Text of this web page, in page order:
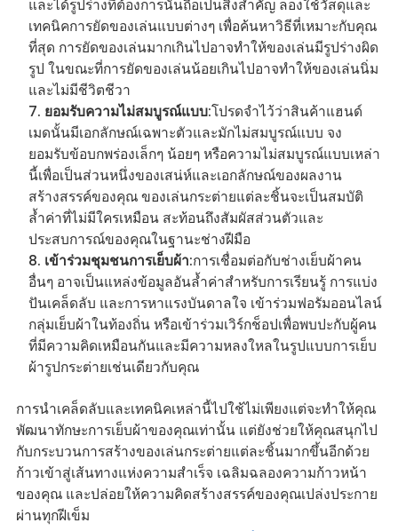
และได้รูปร่างที่ต้องการนั้นถือเป็นสิ่งสำคัญ ลองใช้วัสดุและ
เทคนิคการยัดของเล่นแบบต่างๆ เพื่อค้นหาวิธีที่เหมาะกับคุณ
ที่สุด การยัดของเล่นมากเกินไปอาจทำให้ของเล่นมีรูปร่างผิด
รูป ในขณะที่การยัดของเล่นน้อยเกินไปอาจทำให้ของเล่นนิ่ม
และไม่มีชีวิตชีวา
ยอมรับความไม่สมบูรณ์แบบ:โปรดจำไว้ว่าสินค้าแฮนด์
เมดนั้นมีเอกลักษณ์เฉพาะตัวและมักไม่สมบูรณ์แบบ จง
ยอมรับข้อบกพร่องเล็กๆ น้อยๆ หรือความไม่สมบูรณ์แบบเหล่า
นี้เพื่อเป็นส่วนหนึ่งของเสน่ห์และเอกลักษณ์ของผลงาน
สร้างสรรค์ของคุณ ของเล่นกระต่ายแต่ละชิ้นจะเป็นสมบัติ
ล้ำค่าที่ไม่มีใครเหมือน สะท้อนถึงสัมผัสส่วนตัวและ
ประสบการณ์ของคุณในฐานะช่างฝีมือ
เข้าร่วมชุมชนการเย็บผ้า:การเชื่อมต่อกับช่างเย็บผ้าคน
อื่นๆ อาจเป็นแหล่งข้อมูลอันล้ำค่าสำหรับการเรียนรู้ การแบ่ง
ปันเคล็ดลับ และการหาแรงบันดาลใจ เข้าร่วมฟอรัมออนไลน์
กลุ่มเย็บผ้าในท้องถิ่น หรือเข้าร่วมเวิร์กช็อปเพื่อพบปะกับผู้คน
ที่มีความคิดเหมือนกันและมีความหลงใหลในรูปแบบการเย็บ
ผ้ารูปกระต่ายเช่นเดียวกับคุณ
การนำเคล็ดลับและเทคนิคเหล่านี้ไปใช้ไม่เพียงแต่จะทำให้คุณ
พัฒนาทักษะการเย็บผ้าของคุณเท่านั้น แต่ยังช่วยให้คุณสนุกไป
กับกระบวนการสร้างของเล่นกระต่ายแต่ละชิ้นมากขึ้นอีกด้วย
ก้าวเข้าสู่เส้นทางแห่งความสำเร็จ เฉลิมฉลองความก้าวหน้า
ของคุณ และปล่อยให้ความคิดสร้างสรรค์ของคุณเปล่งประกาย
ผ่านทุกฝีเข็ม